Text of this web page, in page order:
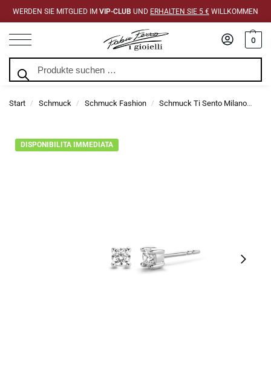
WERDEN SIE MITGLIED IM VIP-CLUB UND ERHALTEN SIE 5 € WILLKOMMEN
0
Start / Schmuck / Schmuck Fashion / Schmuck Ti Sento Milano
DISPONIBILITA IMMEDIATA